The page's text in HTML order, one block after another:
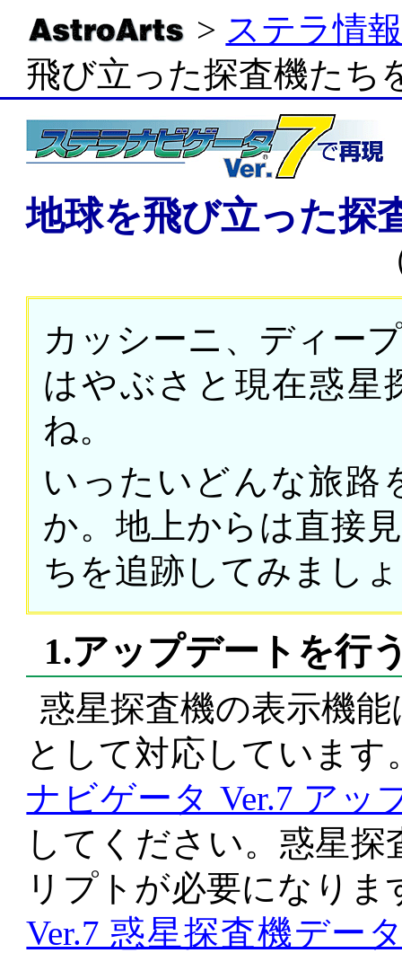
> ステラ情
飛び立った探査機たち
地球を飛び立った探
カッシーニ、ディー
はやぶさと現在惑星
ね。
いったいどんな旅路
か。地上からは直接
ちを追跡してみまし
1.アップデートを行
惑星探査機の表示機
として対応していま
ナビゲータ Ver.7 アッ
してください。惑星
リプトが必要になりま
Ver.7 惑星探査機デー